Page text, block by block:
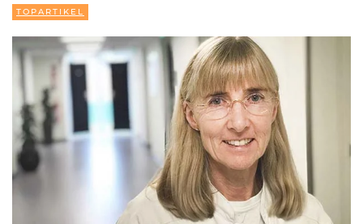
TOPARTIKEL